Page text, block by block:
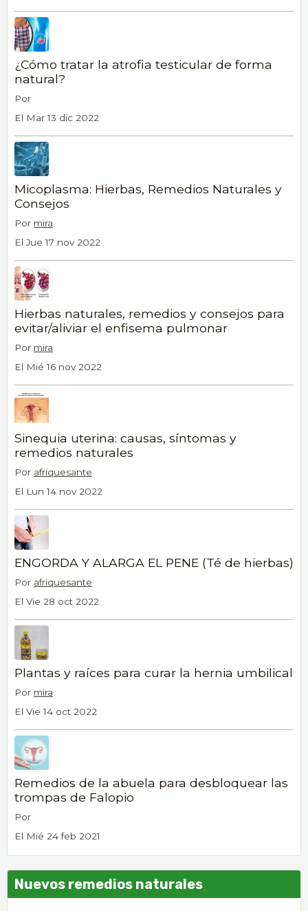
¿Cómo tratar la atrofia testicular de forma
natural?
Por
El Mar 13 dic 2022
Micoplasma: Hierbas, Remedios Naturales y
Consejos
Por mira
El Jue 17 nov 2022
Hierbas naturales, remedios y consejos para
evitar/aliviar el enfisema pulmonar
Por mira
El Mié 16 nov 2022
Sinequia uterina: causas, síntomas y
remedios naturales
Por afriquesante
El Lun 14 nov 2022
ENGORDA Y ALARGA EL PENE (Té de hierbas)
Por afriquesante
El Vie 28 oct 2022
Plantas y raíces para curar la hernia umbilical
Por mira
El Vie 14 oct 2022
Remedios de la abuela para desbloquear las
trompas de Falopio
Por
El Mié 24 feb 2021
Nuevos remedios naturales